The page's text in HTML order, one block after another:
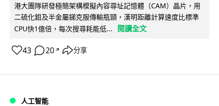
港大團隊研發極簡架構模擬內容尋址記憶體（CAM）晶片，用
二硫化鉬及半金屬銻克服傳輸瓶頸，漢明距離計算速度比標準
CPU快1億倍，每次搜尋耗能低...
閱讀全文
43 20 ↗ 分享
人工智能